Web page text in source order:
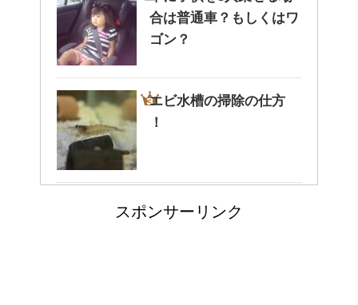
腹痛、しかも激痛・吐き気もあ
の産卵時期はいつ？
合は普通車？もしくはワ
ゴン？
エビ水槽の掃除の仕方
！
高齢者の子宮からの出血
スポンサーリンク